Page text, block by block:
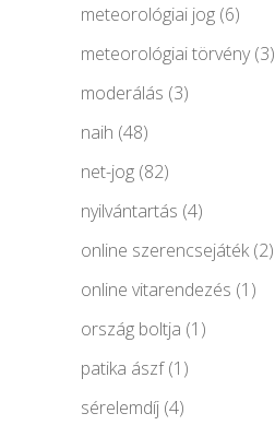
meteorológiai jog (6)
meteorológiai törvény(3)
moderálás (3)
naih (48)
net-jog (82)
nyilvántartás (4)
online szerencsejáték(2)
online vitarendezés (1)
ország boltja (1)
patika ászf(1)
sérelemdíj (4)